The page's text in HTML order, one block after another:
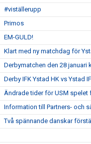
#viställerupp
Primos
EM-GULD!
Klart med ny matchdag för
Derbymatchen den 28 januari
Derby IFK Ystad HK vs Ystad IF
Ändrade tider för USM spelet
Information till Partners- och
Två spännande danskar